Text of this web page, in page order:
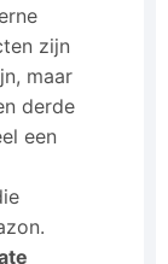
zijn
maar
derde
een